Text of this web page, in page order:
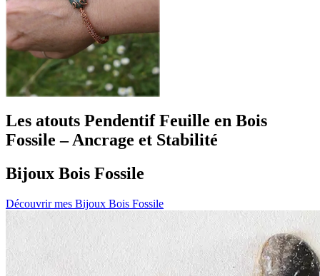
Les atouts Pendentif Feuille en Bois
Fossile – Ancrage et Stabilité
Bijoux Bois Fossile
Découvrir mes Bijoux Bois Fossile